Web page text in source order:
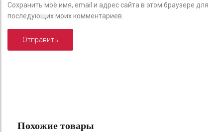
Сохранить моё имя, email и адрес сайта в этом браузере для
последующих моих комментариев.
Похожие товары